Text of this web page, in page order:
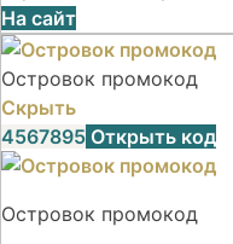
На сайт
Островок промокод
Скрыть
4567895 Открыть код
Островок промокод